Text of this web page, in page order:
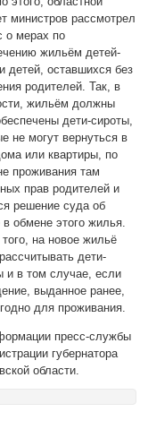
министров рассмотрел
о мерах по
жильём детей-
детей, оставшихся без
родителей. Так, в
жильём должны
дети-сироты,
не могут вернуться в
или квартиры, по
проживания там
прав родителей и
решение суда об
в обмене этого жилья.
на новое жильё
дети-
и в том случае, если
выданное ранее,
для проживания.
пресс-службы
губернатора
области.